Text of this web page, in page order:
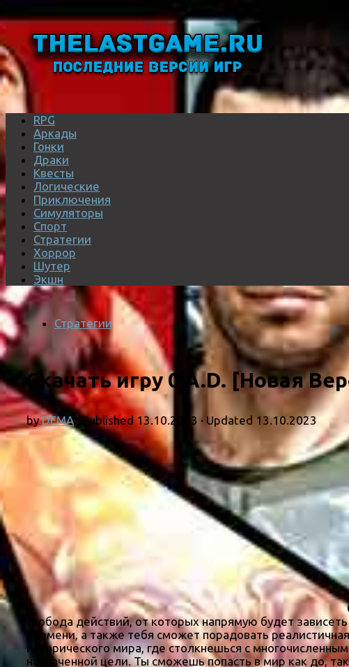
RPG
Аркады
Гонки
Драки
Квесты
Логические
Приключения
Симуляторы
Спорт
Стратегии
Хоррор
Шутер
Экшн
Стратегии
Скачать игру 0 A.D. [Новая
byDEMA · Published13.10.2023 · Updated 13.10.2023
свобода действий, от которых напрямую будет
времени, а также тебя сможет порадовать
исторического мира, где столкнешься с
назначенной цели. Ты сможешь попасть в мир как до,